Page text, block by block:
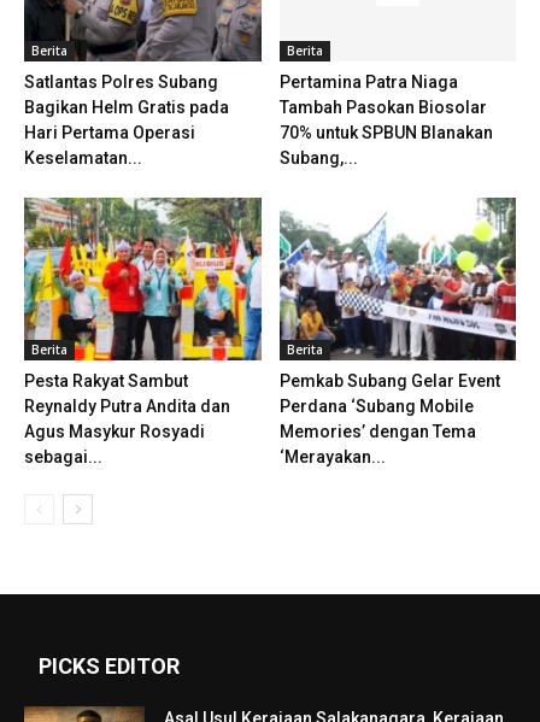
Berita
Satlantas Polres Subang
Bagikan Helm Gratis pada
Hari Pertama Operasi
Keselamatan...
Berita
Pertamina Patra Niaga
Tambah Pasokan Biosolar
70% untuk SPBUN Blanakan
Subang,...
Berita
Pesta Rakyat Sambut
Reynaldy Putra Andita dan
Agus Masykur Rosyadi
sebagai...
Berita
Pemkab Subang Gelar Event
Perdana ‘Subang Mobile
Memories’ dengan Tema
‘Merayakan...
PICKS EDITOR